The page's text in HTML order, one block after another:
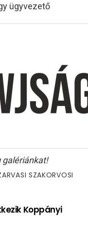
ügyvezető
galériánkat!
SZAKORVOSI
Koppányi